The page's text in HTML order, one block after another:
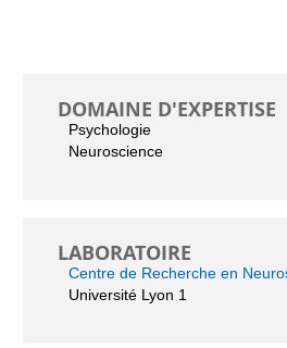
DOMAINE D'EXPERTISE
Psychologie
Neuroscience
LABORATOIRE
Centre de Recherche en
Université Lyon 1